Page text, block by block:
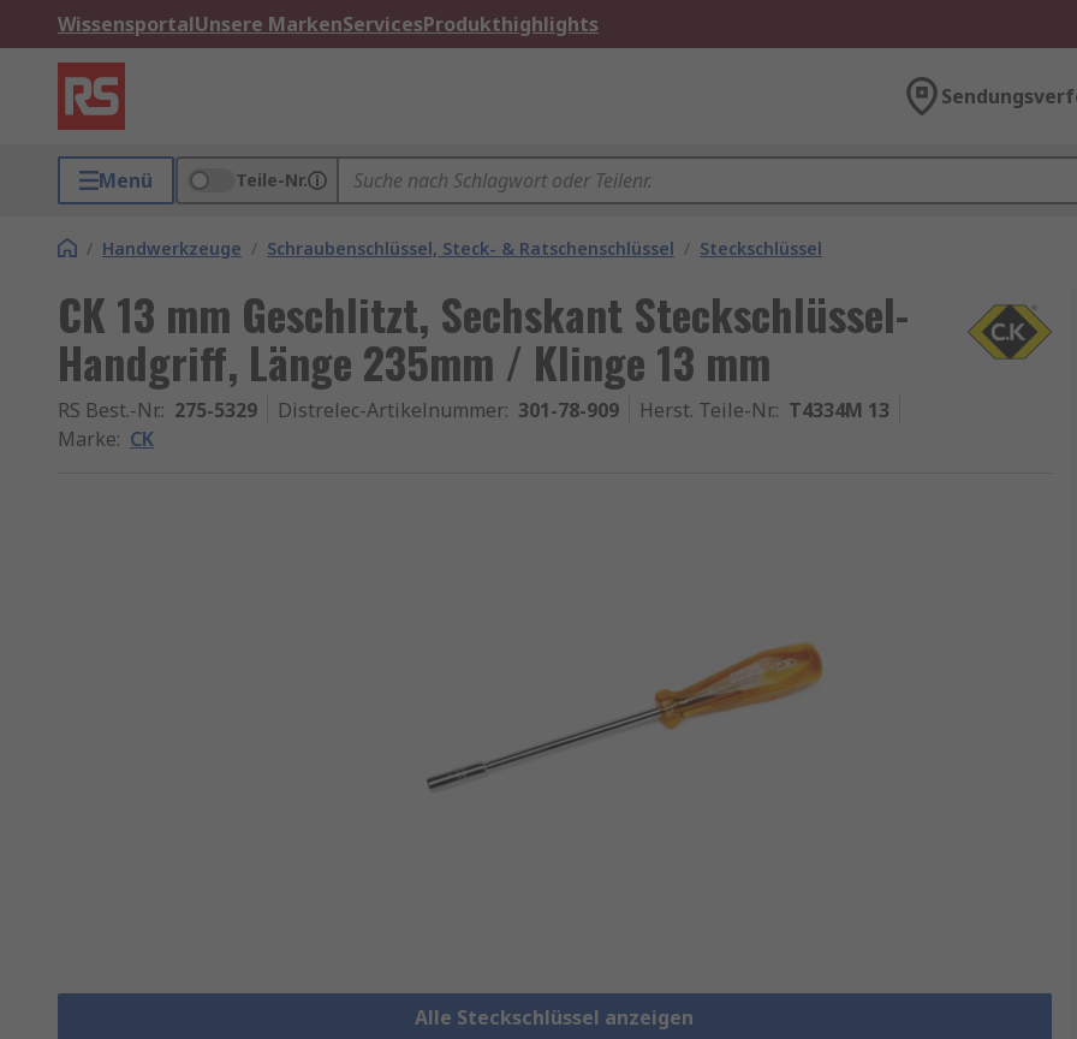
WissensportalUnsere MarkenServicesProdukthighlights
Menü Teile-Nr.
/ Handwerkzeuge / Schraubenschlüssel, Steck- & Ratschenschlüssel / Steckschlüssel
CK 13 mm Geschlitzt, Sechskant Steckschlüssel-
Handgriff, Länge 235mm / Klinge 13 mm
RS Best.-Nr.: 275-5329 Distrelec-Artikelnummer: 301-78-909 Herst. Teile-Nr.: T4334M 13
Marke: CK
Alle Steckschlüssel anzeigen